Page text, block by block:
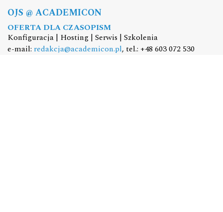
OJS @ ACADEMICON
OFERTA DLA CZASOPISM
Konfiguracja | Hosting | Serwis | Szkolenia
e-mail: redakcja@academicon.pl, tel.: +48 603 072 530